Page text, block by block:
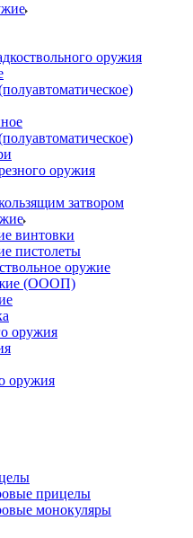
оружия
оружия
затвором
винтовки
пистолеты
оружие
(ОООП)
оружия
оружия
прицелы
монокуляры